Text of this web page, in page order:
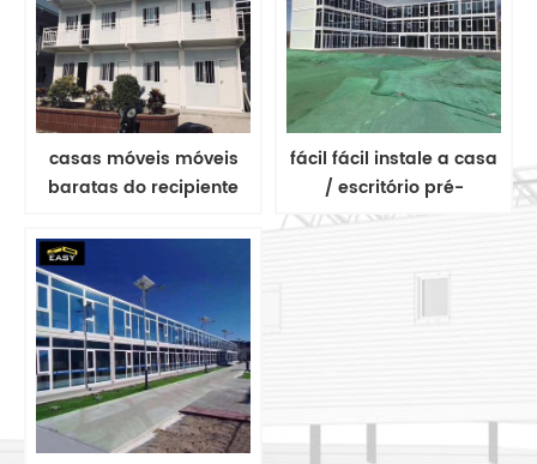
casas móveis móveis
baratas do recipiente
recipiente do flat-pack
fácil fácil instale a casa
/ escritório pré-
fabricados do
para o trabalhador